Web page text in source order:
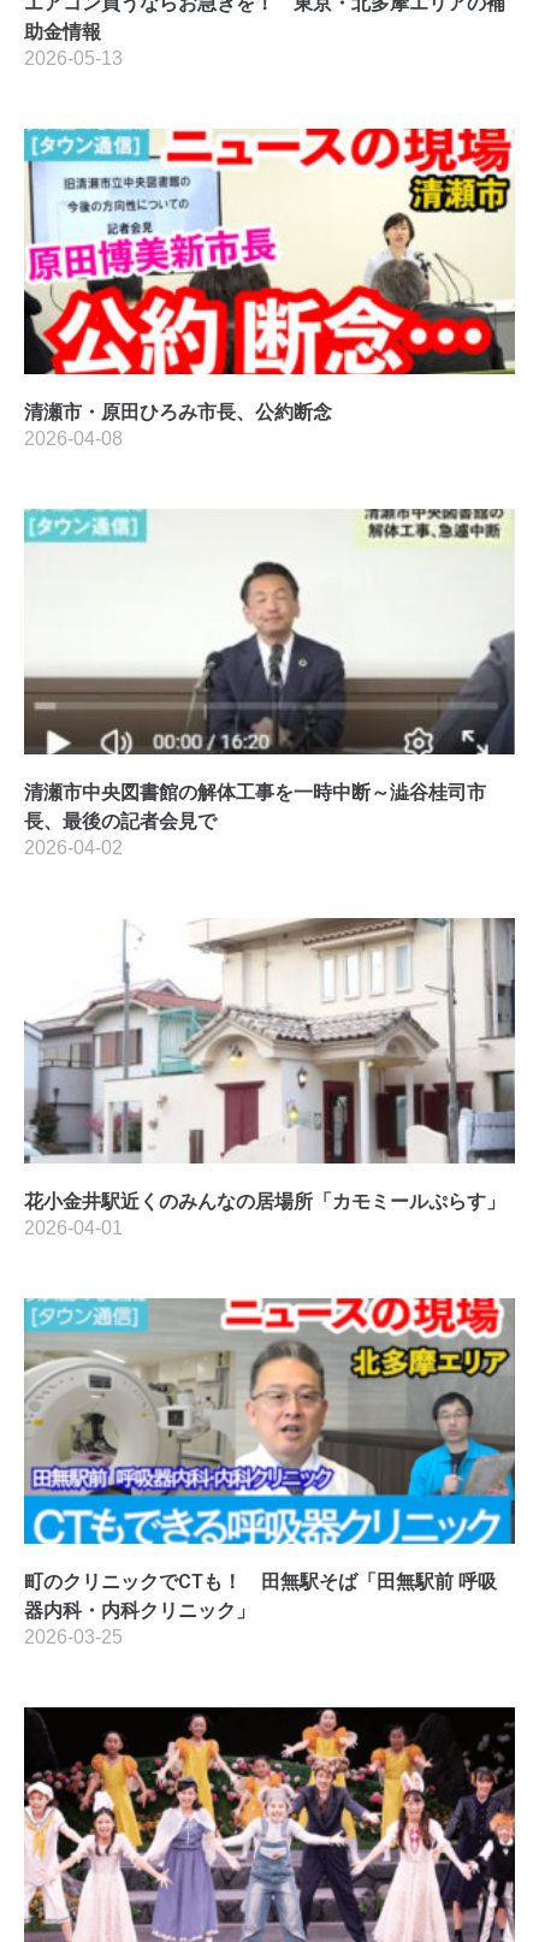
助金情報
2026-05-13
清瀬市・原田ひろみ市長、公約断念
2026-04-08
清瀬市中央図書館の解体工事を一時中断～澁谷桂司市
長、最後の記者会見で
2026-04-02
花小金井駅近くのみんなの居場所「カモミールぷらす」
2026-04-01
町のクリニックでCTも！ 田無駅そば「田無駅前 呼吸
器内科・内科クリニック」
2026-03-25